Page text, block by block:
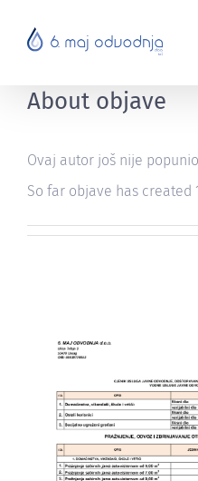
About objave
Ovaj autor još nije
So far objave has created